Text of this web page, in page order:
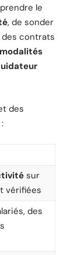
le
, de sonder
des contrats
modalités
des
sur
vérifiées
des